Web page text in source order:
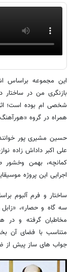
این مجموعه براساس
بازنگری من در
شخصی ام بوده است؛
همراه در گروه
حسین مشیری پور
علی اکبر داداش زاده
کمانچه، بهمن
اجرایی این پروژه
ساختار و فرم آلبوم
سه گاه و حصار»،
مخاطبان گرفته و
متناسب با فضای آن
جواب های ساز پیش از